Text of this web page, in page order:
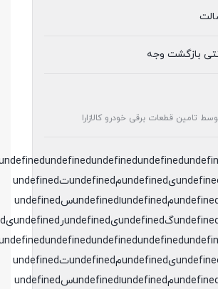
تامین قطعات برقی خودرو کالازارا
undefinedundefinedundefined
undefinedقundefinedیundefinedمundefinedتundefined
undefinedتundefinedمundefinedاundefinedسundefined
undefinedundefinedundefined
undefinedقundefinedیundefinedمundefinedتundefined
undefinedتundefinedمundefinedاundefinedسundefined